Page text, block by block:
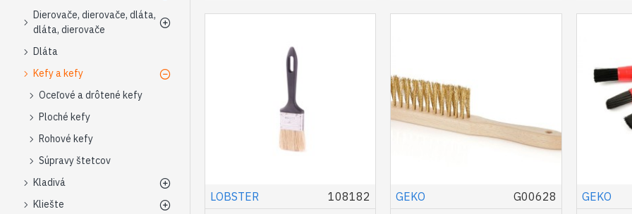
Dierovače, dierovače, dláta,
dláta, dierovače
Dláta
Kefy a kefy
Oceľové a drôtené kefy
Ploché kefy
Rohové kefy
Súpravy štetcov
Kladivá
Kliešte
LOBSTER 108182 GEKO G00628 GEKO